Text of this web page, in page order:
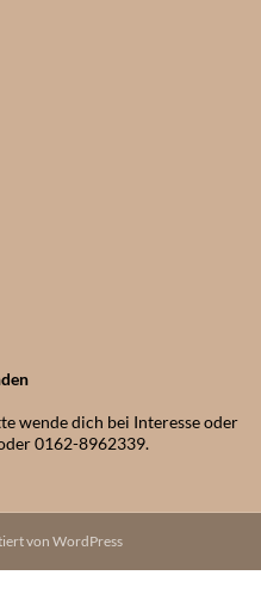
wende dich bei Interesse oder
0162-8962339.
von WordPress